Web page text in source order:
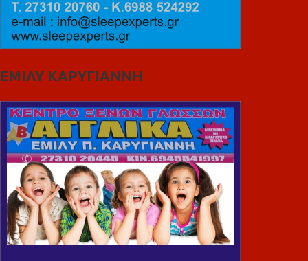
ΕΜΙΛΥ ΚΑΡΥΓΙΑΝΝΗ